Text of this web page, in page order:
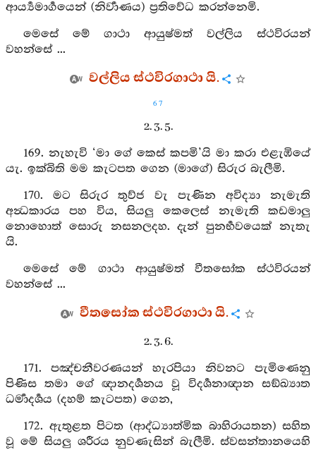
ආර්‍ය්‍යමාර්‍ගයෙන් (නිර්‍වාණය) ප්‍රතිවේධ කරන්නෙමි.
මෙසේ මේ ගාථා ආයුෂ්මත් වල්ලිය ස්ථවිරයන්
වහන්සේ ...
වල්ලිය ස්ථවිරගාථා යි.
67
2. 3. 5.
169. නැහැවි ‘මා ගේ කෙස් කපමි’යි මා කරා එළැඹියේ
යැ. ඉක්බිති මම කැටපත ගෙන (මාගේ) සිරුර බැලීමි.
170. මට සිරුර තුව්ජ වැ පැණින අවිද්‍යා නැමැති
අන්‍ධකාරය පහ විය, සියලු කෙලෙස් නැමැති කඩමාලු
නොහොත් සොරු නසනලදහ. දැන් පුනර්‍භවයෙක් නැතැ
යි.
මෙසේ මේ ගාථා ආයුෂ්මත් වීතසෝක ස්ථවිරයන්
වහන්සේ ...
වීතසෝක ස්ථවිරගාථා යි.
2. 3. 6.
171. පඤ්චනීවරණයන් හැරපියා නිවනට පැමිණෙනු
පිණිස තමා ගේ ඥානදර්‍ශනය වූ විදර්‍ශනාඥාන සඞ්ඛ්‍යාත
ධර්‍මාදර්‍ශය (දහම් කැටපත) ගෙන,
172. ඇතුළත පිටත (ආද්ධ්‍යාත්මික බාහිරායතන) සහිත
වූ මේ සියලු ශරීරය නුවණැසින් බැලීමි. ස්වසන්තානයෙහි